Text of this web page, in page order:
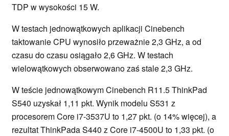
TDP w wysokości 15 W.
W testach jednowątkowych aplikacji Cinebench
taktowanie CPU wynosiło przeważnie 2,3 GHz, a od
czasu do czasu osiągało 2,6 GHz. W testach
wielowątkowych obserwowano zaś stale 2,3 GHz.
W teście jednowątkowym Cinebench R11.5 ThinkPad
S540 uzyskał 1,11 pkt. Wynik modelu S531 z
procesorem Core i7-3537U to 1,27 pkt. (o 14% więcej), a
rezultat ThinkPada S440 z Core i7-4500U to 1,33 pkt. (o